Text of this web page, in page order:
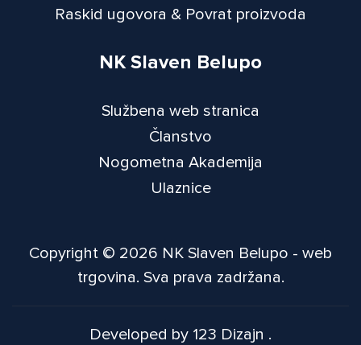
Raskid ugovora & Povrat proizvoda
NK Slaven Belupo
Službena web stranica
Članstvo
Nogometna Akademija
Ulaznice
Copyright © 2026 NK Slaven Belupo - web
trgovina. Sva prava zadržana.
Developed by 123 Dizajn .